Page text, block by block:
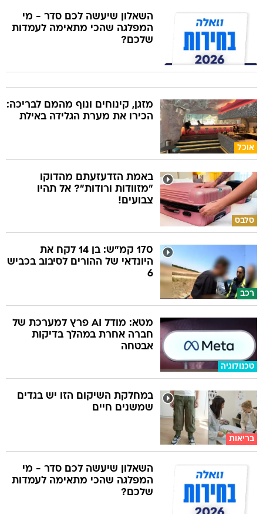
השאלון שיעשה לכם סדר - מי
המפלגה שהכי מתאימה לעמדות
שלכם?
אוכל
מזגן, קינוחים ונוף מהמם לבריכה:
הכירו את מערת הגלידה באילת
סלבס
באמת הזדעזעתם מהדוקו
"מזוודות ורודות"? אל תהיו
צבועים!
רכב
170 קמ"ש: בן 14 לקח את
היונדאי של ההורים לסיבוב בכביש
6
טכנולוגיה
מטא: מודל AI פרץ למערכת של
חברה אחרת במהלך בדיקות
אבטחה
בריאות
במחלקת השיקום הזו יש בגדים
שמשנים חיים
השאלון שיעשה לכם סדר - מי
המפלגה שהכי מתאימה לעמדות
שלכם?